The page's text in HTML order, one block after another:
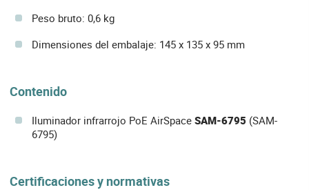
Peso bruto: 0,6 kg
Dimensiones del embalaje: 145 x 135 x 95 mm
Contenido
Iluminador infrarrojo PoE AirSpace SAM-6795 (SAM-
6795)
Certificaciones y normativas